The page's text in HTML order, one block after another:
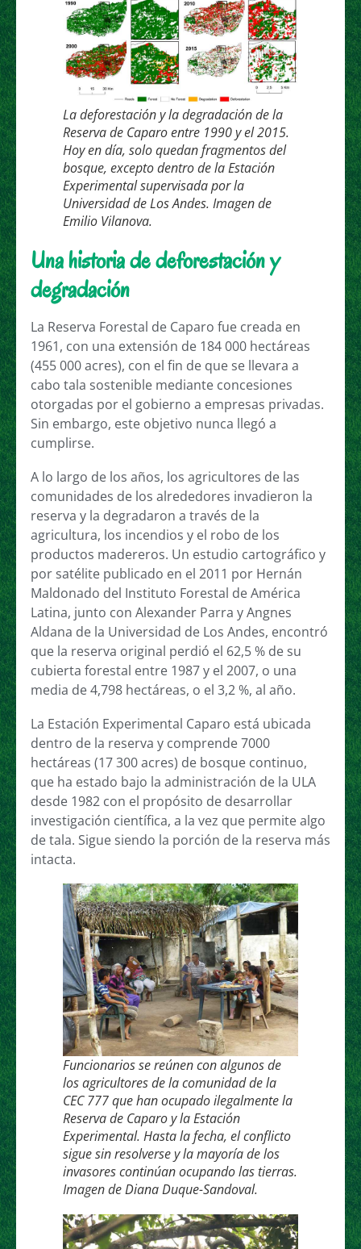
La deforestación y la degradación de la
Reserva de Caparo entre 1990 y el 2015.
Hoy en día, solo quedan fragmentos del
bosque, excepto dentro de la Estación
Experimental supervisada por la
Universidad de Los Andes. Imagen de
Emilio Vilanova.
Una historia de deforestación y
degradación
La Reserva Forestal de Caparo fue creada en
1961, con una extensión de 184 000 hectáreas
(455 000 acres), con el fin de que se llevara a
cabo tala sostenible mediante concesiones
otorgadas por el gobierno a empresas privadas.
Sin embargo, este objetivo nunca llegó a
cumplirse.
A lo largo de los años, los agricultores de las
comunidades de los alrededores invadieron la
reserva y la degradaron a través de la
agricultura, los incendios y el robo de los
productos madereros. Un estudio cartográfico y
por satélite publicado en el 2011 por Hernán
Maldonado del Instituto Forestal de América
Latina, junto con Alexander Parra y Angnes
Aldana de la Universidad de Los Andes, encontró
que la reserva original perdió el 62,5 % de su
cubierta forestal entre 1987 y el 2007, o una
media de 4,798 hectáreas, o el 3,2 %, al año.
La Estación Experimental Caparo está ubicada
dentro de la reserva y comprende 7000
hectáreas (17 300 acres) de bosque continuo,
que ha estado bajo la administración de la ULA
desde 1982 con el propósito de desarrollar
investigación científica, a la vez que permite algo
de tala. Sigue siendo la porción de la reserva más
intacta.
Funcionarios se reúnen con algunos de
los agricultores de la comunidad de la
CEC 777 que han ocupado ilegalmente la
Reserva de Caparo y la Estación
Experimental. Hasta la fecha, el conflicto
sigue sin resolverse y la mayoría de los
invasores continúan ocupando las tierras.
Imagen de Diana Duque-Sandoval.